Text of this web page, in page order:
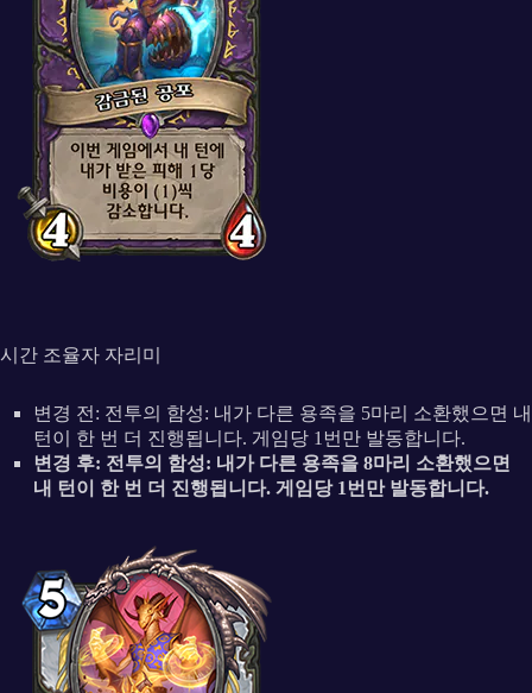
시간 조율자 자리미
변경 전: 전투의 함성: 내가 다른 용족을 5마리 소환했으면 내
턴이 한 번 더 진행됩니다. 게임당 1번만 발동합니다.
변경 후: 전투의 함성: 내가 다른 용족을 8마리 소환했으면
내 턴이 한 번 더 진행됩니다. 게임당 1번만 발동합니다.